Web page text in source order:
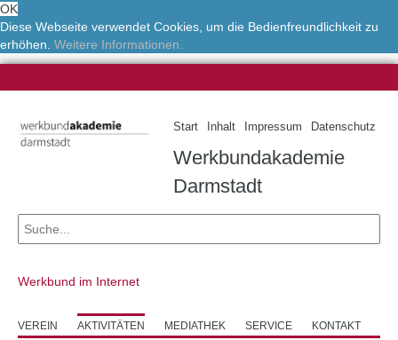
OK
Diese Webseite verwendet Cookies, um die Bedienfreundlichkeit zu
erhöhen. Weitere Informationen.
Start Inhalt Impressum Datenschutz
Werkbundakademie
Darmstadt
Werkbund im Internet
VEREIN AKTIVITÄTEN MEDIATHEK SERVICE KONTAKT